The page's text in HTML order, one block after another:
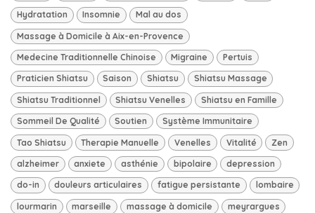
Hydratation Insomnie Mal au dos
Massage à Domicile à Aix-en-Provence
Medecine Traditionnelle Chinoise Migraine Pertuis
Praticien Shiatsu Saison Shiatsu Shiatsu Massage
Shiatsu Traditionnel Shiatsu Venelles Shiatsu en Famille
Sommeil De Qualité Soutien Système Immunitaire
Tao Shiatsu Therapie Manuelle Venelles Vitalité Zen
alzheimer anxiete asthénie bipolaire depression
do-in douleurs articulaires fatigue persistante lombaire
lourmarin marseille massage à domicile meyrargues